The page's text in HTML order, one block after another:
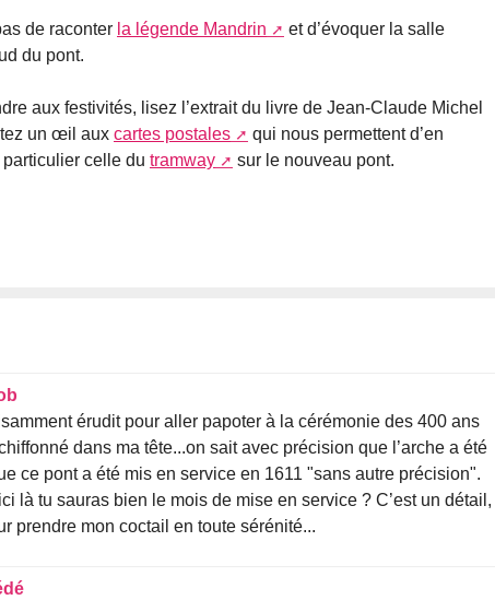
de raconter la légende Mandrin
et d’évoquer la salle
du pont.
aux festivités, lisez l’extrait du livre de Jean-Claude Michel
un œil aux cartes postales
qui nous permettent d’en
celle du tramway sur le nouveau pont.
érudit pour aller papoter à la cérémonie des 400 ans
dans ma tête...on sait avec précision que l’arche a été
ce pont a été mis en service en 1611 "sans autre précision".
là tu sauras bien le mois de mise en service ? C’est un détail,
prendre mon coctail en toute sérénité...